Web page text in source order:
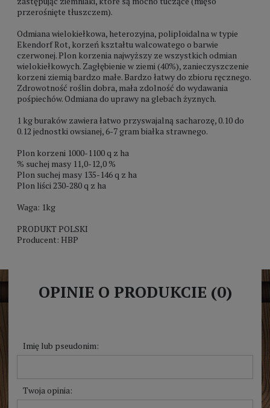
przerośnięte tłuszczem).
Odmiana wielokiełkowa, heterozyjna, poliploidalna w typie
Ekendorf Rot, korzeń kształtu walcowatego o barwie
czerwonej. Plon korzenia najwyższy ze wszystkich odmian
wielokiełkowych. Zagłębienie w ziemi (40%), zanieczyszczenie
korzeni ziemią bardzo małe. Bardzo łatwy do zbioru ręcznego.
Zdrowotność roślin dobra, mała zdolność do wydawania
pośpiechów. Odmiana do uprawy na glebach żyznych.
1 kg buraków zawiera łatwo przyswajalną sacharozę, 0.10 do
0.12 jednostki owsianej, 6-7 gram białka strawnego.
Plon korzeni 1000-1100 q z ha
% suchej masy 11,0-12,0 %
Plon suchej masy 135-146 q z ha
Plon liści 230-280 q z ha
Waga: 1kg
PRODUKT POLSKI
Producent: HBP
OPINIE O PRODUKCIE (0)
Imię lub pseudonim:
Twoja opinia: